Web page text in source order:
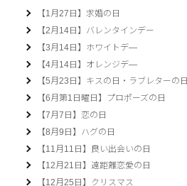
【1月27日】求婚の日
【2月14日】バレンタインデー
【3月14日】ホワイトデ―
【4月14日】オレンジデ―
【5月23日】キスの日・ラブレターの日
【6月第1日曜日】プロポーズの日
【7月7日】恋の日
【8月9日】ハグの日
【11月11日】良い出会いの日
【12月21日】遠距離恋愛の日
【12月25日】クリスマス